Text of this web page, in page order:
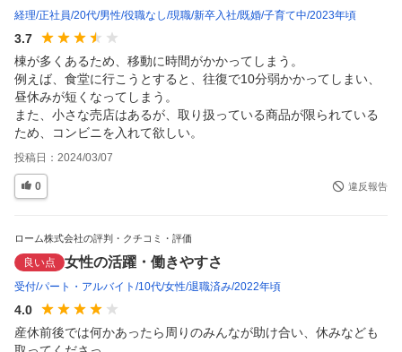
経理 正社員 20代 男性 役職なし 現職 新卒入社 既婚 子育て中 2023年頃
3.7
棟が多くあるため、移動に時間がかかってしまう。
例えば、食堂に行こうとすると、往復で10分弱かかってしまい、
昼休みが短くなってしまう。
また、小さな売店はあるが、取り扱っている商品が限られている
ため、コンビニを入れて欲しい。
投稿日： 2024/03/07
0 違反報告
ローム株式会社の評判・クチコミ・評価
良い点 女性の活躍・働きやすさ
受付 パート・アルバイト 10代 女性 退職済み 2022年頃
4.0
産休前後では何かあったら周りのみんなが助け合い、休みなども